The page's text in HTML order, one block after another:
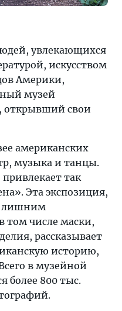
увлекающихся
искусством
Америки,
музей
открывший свои
американских
музыка и танцы.
так
Эта экспозиция,
лишним
том числе маски,
рассказывает
историю,
в музейной
более 800 тыс.